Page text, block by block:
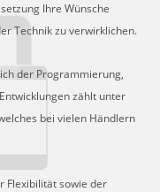
Ihre Wünsche
Technik zu verwirklichen.
der Programmierung,
zählt unter
bei vielen Händlern
Flexibilität sowie der